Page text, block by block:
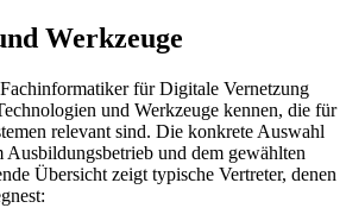
Werkzeuge
für Digitale Vernetzung
und Werkzeuge kennen, die für
relevant sind. Die konkrete Auswahl
Ausbildungsbetrieb und dem gewählten
Übersicht zeigt typische Vertreter, denen